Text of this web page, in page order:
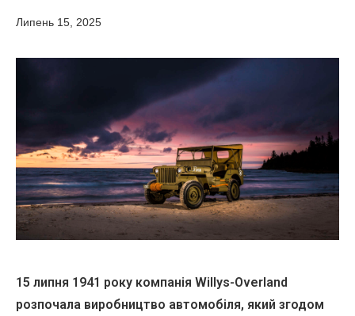
Липень 15, 2025
15 липня 1941 року компанія Willys-Overland
розпочала виробництво автомобіля, який згодом